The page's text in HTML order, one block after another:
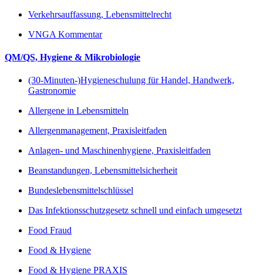
Verkehrsauffassung, Lebensmittelrecht
VNGA Kommentar
QM/QS, Hygiene & Mikrobiologie
(30-Minuten-)Hygieneschulung für Handel, Handwerk,
Gastronomie
Allergene in Lebensmitteln
Allergenmanagement, Praxisleitfaden
Anlagen- und Maschinenhygiene, Praxisleitfaden
Beanstandungen, Lebensmittelsicherheit
Bundeslebensmittelschlüssel
Das Infektionsschutzgesetz schnell und einfach umgesetzt
Food Fraud
Food & Hygiene
Food & Hygiene PRAXIS